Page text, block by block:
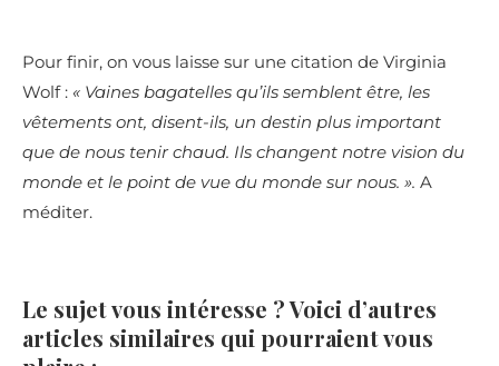
Pour finir, on vous laisse sur une citation de Virginia
Wolf : « Vaines bagatelles qu’ils semblent être, les
vêtements ont, disent-ils, un destin plus important
que de nous tenir chaud. Ils changent notre vision du
monde et le point de vue du monde sur nous. ». A
méditer.
Le sujet vous intéresse ? Voici d’autres
articles similaires qui pourraient vous